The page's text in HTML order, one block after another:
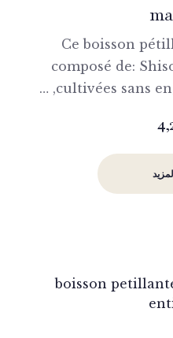
Ce boisson
composé de:
cultivées